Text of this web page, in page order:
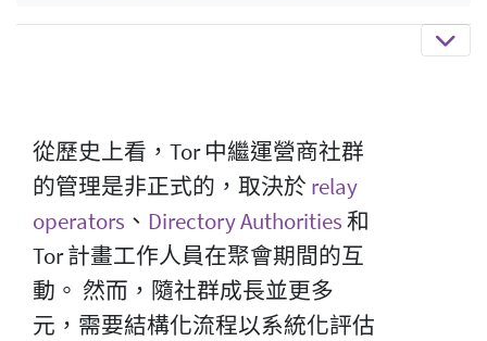
從歷史上看，Tor 中繼運營商社群
的管理是非正式的，取決於 relay
operators 、 Directory Authorities和
Tor 計畫工作人員在聚會期間的互
動。 然而，隨社群成長並更多
元，需要結構化流程以系統化評估